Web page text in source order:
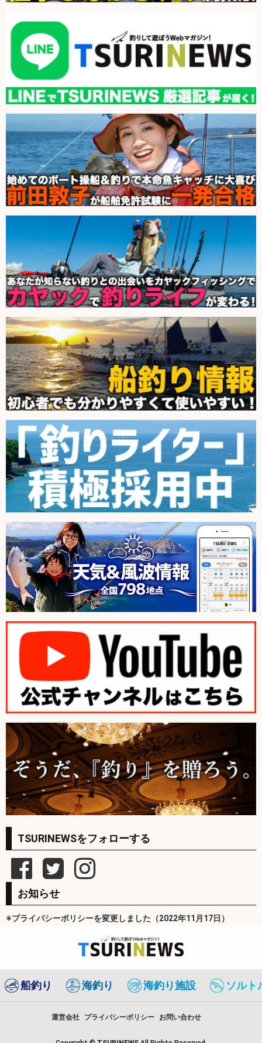
TSURINEWSをフォローする
お知らせ
※プライバシーポリシーを変更しました（2022年11月17日）
船釣り 海釣り 海釣り施設 ソルト
運営会社 プライバシーポリシー お問い合わせ